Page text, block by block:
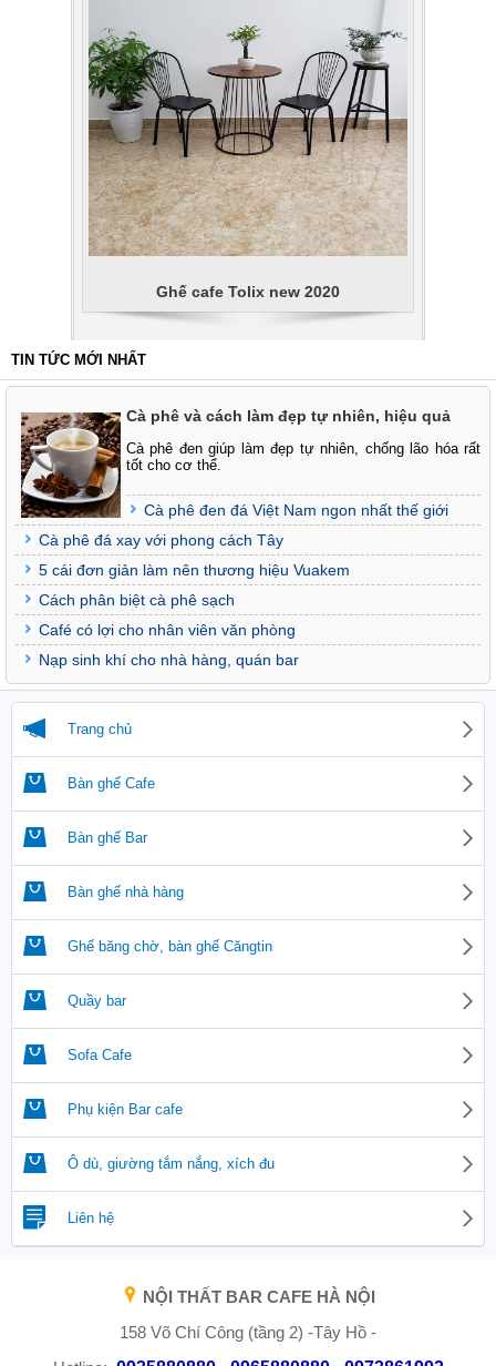
Ghế cafe Tolix new 2020
TIN TỨC MỚI NHẤT
Cà phê và cách làm đẹp tự nhiên, hiệu quả
Cà phê đen giúp làm đẹp tự nhiên, chống lão hóa rất
tốt cho cơ thể.
Cà phê đen đá Việt Nam ngon nhất thế giới
Cà phê đá xay với phong cách Tây
5 cái đơn giản làm nên thương hiệu Vuakem
Cách phân biệt cà phê sạch
Café có lợi cho nhân viên văn phòng
Nạp sinh khí cho nhà hàng, quán bar
Trang chủ
Bàn ghế Cafe
Bàn ghế Bar
Bàn ghế nhà hàng
Ghế băng chờ, bàn ghế Căngtin
Quầy bar
Sofa Cafe
Phụ kiện Bar cafe
Ô dù, giường tắm nắng, xích đu
Liên hệ
NỘI THẤT BAR CAFE HÀ NỘI
158 Võ Chí Công (tầng 2) -Tây Hồ -